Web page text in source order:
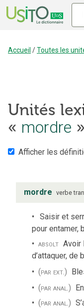
Accueil /Toutes les
Unités
« mordre »
Afficher les
mordre verbe
Saisir et
pour entamer,
absolt Avoir
d’attaquer, de
(par ext.)
(par anal.)
(par anal.)